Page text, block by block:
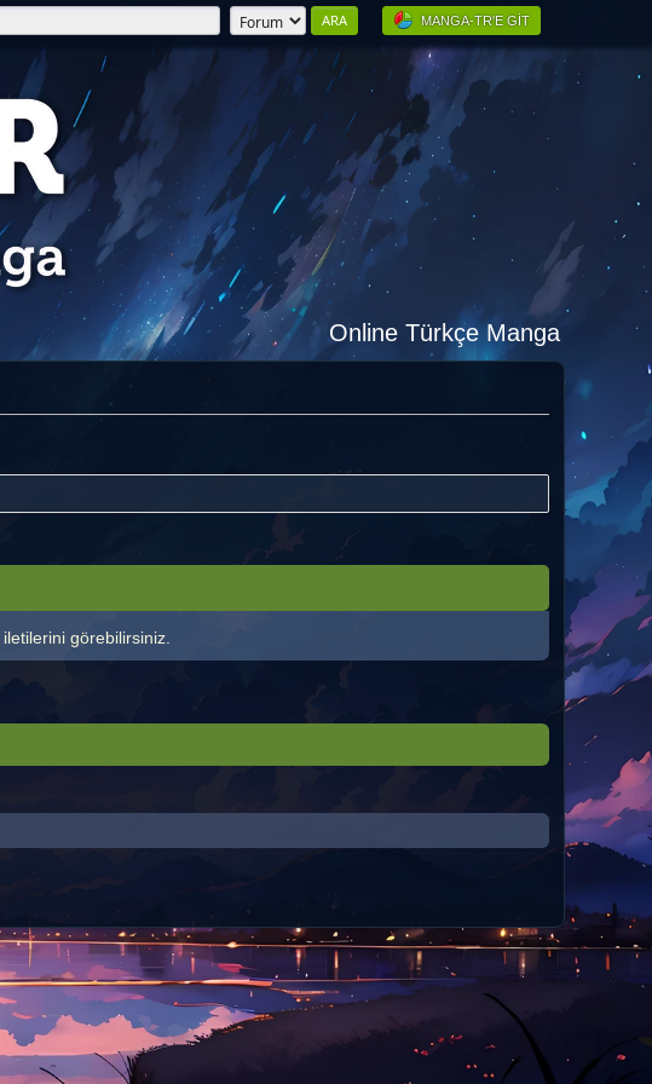
MANGA-TR'E GIT
Online Türkçe Manga
görebilirsiniz.